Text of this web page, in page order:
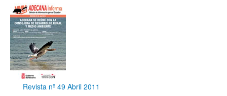
Revista nº 49 Abril 2011